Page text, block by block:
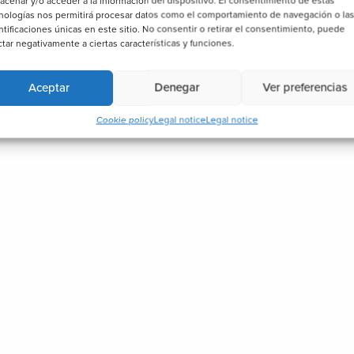
nos permitirá procesar datos como el comportamiento de navegación o las
únicas en este sitio. No consentir o retirar el consentimiento, puede
negativamente a ciertas características y funciones.
Aceptar Denegar Ver preferencias
Cookie policyLegal noticeLegal notice